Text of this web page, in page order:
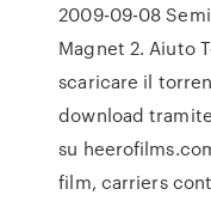
2009-09-08
Magnet 2. Aiuto
scaricare il
download
su
film, carriers